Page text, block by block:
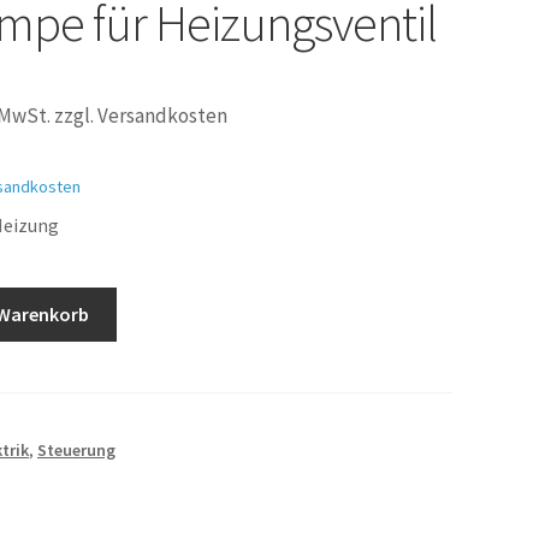
für Heizungsventil
zzgl. Versandkosten
, Steuerung